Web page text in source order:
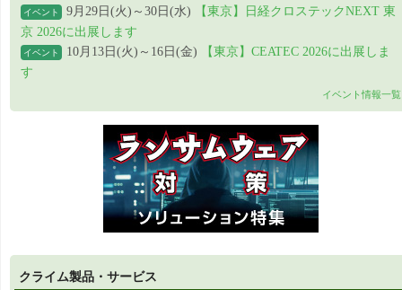
イベント 9月29日(火)～30日(水)
【東京】日経クロステックNEXT 東
京 2026に出展します
イベント 10月13日(火)～16日(金)
【東京】CEATEC 2026に出展しま
す
イベント情報一覧
クライム製品・サービス